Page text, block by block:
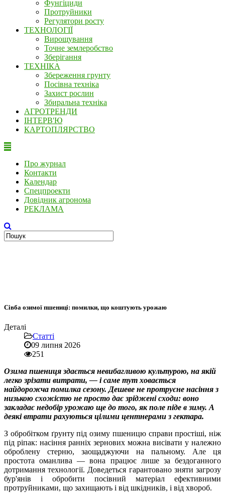
Фунгіциди
Протруйники
Регулятори росту
ТЕХНОЛОГІЇ
Вирощування
Точне землеробство
Зберігання
ТЕХНІКА
Збереження грунту
Посівна техніка
Захист рослин
Збиральна техніка
АГРОТРЕНДИ
ІНТЕРВ'Ю
КАРТОПЛЯРСТВО
Про журнал
Контакти
Календар
Спецпроекти
Довідник агронома
РЕКЛАМА
Сівба озимої пшениці: помилки, що коштують урожаю
Деталі
Статті
09 липня 2026
251
Озима пшениця здається невибагливою культурою, на якій
легко зрізати витрати, — і саме тут ховається
найдорожча помилка сезону. Дешеве не протруєне насіння з
низькою схожістю не просто дає зріджені сходи: воно
закладає недобір урожаю ще до того, як поле піде в зиму. А
деякі втрати рахуються цілими центнерами з гектара.
З обробітком ґрунту під озиму пшеницю справи простіші, ніж
під ріпак: насіння ранніх зернових можна висівати у належно
оброблену стерню, заощаджуючи на пальному. Але ця
простота оманлива — вона працює лише за бездоганного
дотримання технології. Доведеться гарантовано зняти загрозу
бур'янів і обробити посівний матеріал ефективними
протруйниками, що захищають і від шкідників, і від хвороб.